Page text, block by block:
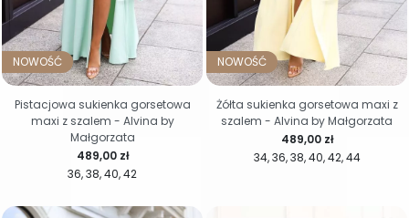
NOWOŚĆ
36 38 40 42
Cena
489,00 zł
Pistacjowa sukienka gorsetowa
maxi z szalem - Alvina by
Małgorzata
NOWOŚĆ
34 36 38 40 42 44
Cena
489,00 zł
Żółta sukienka gorsetowa maxi z
szalem - Alvina by Małgorzata